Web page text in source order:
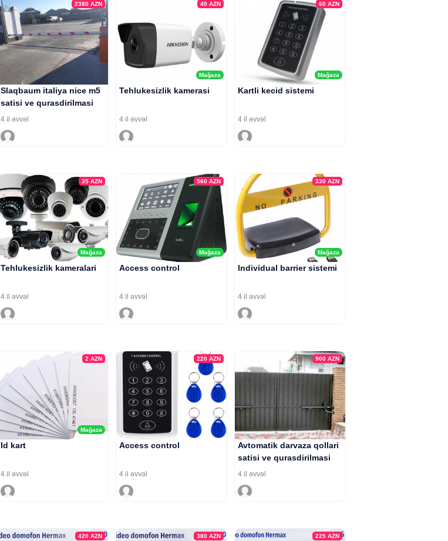
2380 AZN
Slaqbaum italiya nice m5
satisi ve qurasdirilmasi
4 il əvvəl
Mağaza
40 AZN
Tehlukesizlik kamerasi
4 il əvvəl
Mağaza
60 AZN
Kartli kecid sistemi
4 il əvvəl
Mağaza
35 AZN
Tehlukesizlik kameralari
4 il əvvəl
Mağaza
560 AZN
Access control
4 il əvvəl
Mağaza
330 AZN
Individual barrier sistemi
4 il əvvəl
Mağaza
2 AZN
Id kart
4 il əvvəl
220 AZN
Access control
4 il əvvəl
900 AZN
Avtomatik darvaza qollari
satisi ve qurasdirilmasi
4 il əvvəl
420 AZN 380 AZN 225 AZN